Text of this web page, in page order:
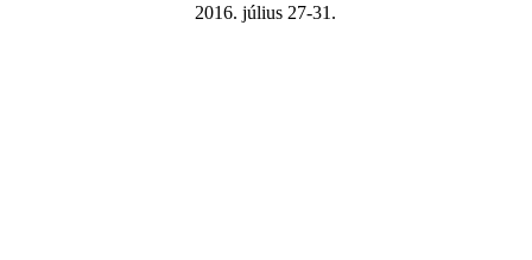
2016. július 27-31.